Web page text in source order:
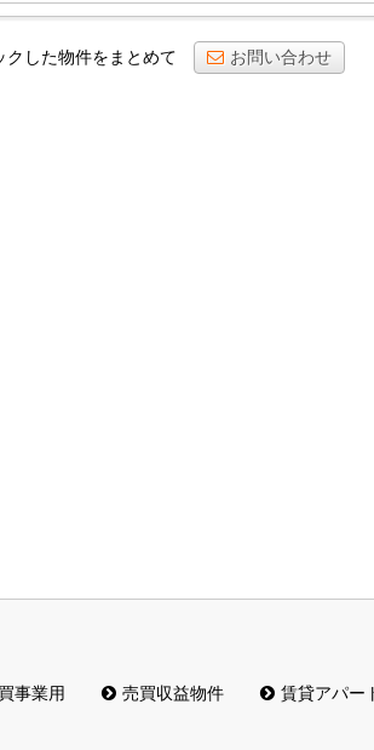
クした物件をまとめて お問い合わせ
事業用 売買収益物件
賃貸アパー